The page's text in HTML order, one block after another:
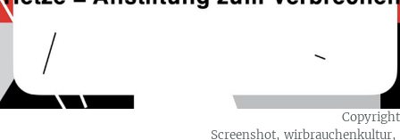
Copyright
Screenshot, wirbrauchenkultur,